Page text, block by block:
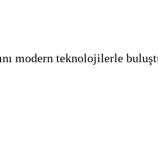
modern teknolojilerle